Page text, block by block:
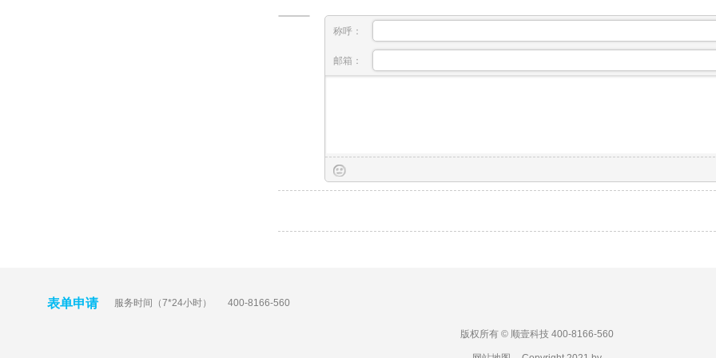
称呼：
邮箱：
表单申请 服务时间（7*24小时） 400-8166-560
版权所有 © 顺壹科技 400-8166-560